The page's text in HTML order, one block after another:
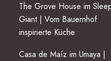
The Grove House im
Giant | Vom Bauernhof
inspirierte Küche
Casa de Maíz im Umaya |